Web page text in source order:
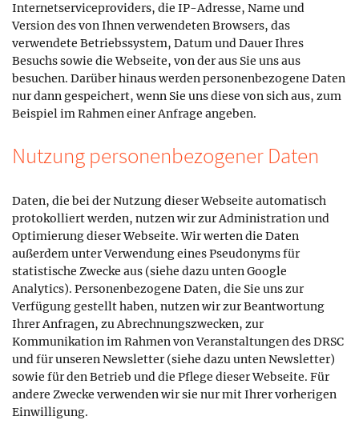
Internetserviceproviders, die IP-Adresse, Name und
Version des von Ihnen verwendeten Browsers, das
verwendete Betriebssystem, Datum und Dauer Ihres
Besuchs sowie die Webseite, von der aus Sie uns aus
besuchen. Darüber hinaus werden personenbezogene Daten
nur dann gespeichert, wenn Sie uns diese von sich aus, zum
Beispiel im Rahmen einer Anfrage angeben.
Nutzung personenbezogener Daten
Daten, die bei der Nutzung dieser Webseite automatisch
protokolliert werden, nutzen wir zur Administration und
Optimierung dieser Webseite. Wir werten die Daten
außerdem unter Verwendung eines Pseudonyms für
statistische Zwecke aus (siehe dazu unten Google
Analytics). Personenbezogene Daten, die Sie uns zur
Verfügung gestellt haben, nutzen wir zur Beantwortung
Ihrer Anfragen, zu Abrechnungszwecken, zur
Kommunikation im Rahmen von Veranstaltungen des DRSC
und für unseren Newsletter (siehe dazu unten Newsletter)
sowie für den Betrieb und die Pflege dieser Webseite. Für
andere Zwecke verwenden wir sie nur mit Ihrer vorherigen
Einwilligung.